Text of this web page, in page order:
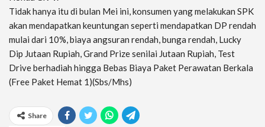
Tidak hanya itu di bulan Mei ini, konsumen yang melakukan SPK
akan mendapatkan keuntungan seperti mendapatkan DP rendah
mulai dari 10%, biaya angsuran rendah, bunga rendah, Lucky
Dip Jutaan Rupiah, Grand Prize senilai Jutaan Rupiah, Test
Drive berhadiah hingga Bebas Biaya Paket Perawatan Berkala
(Free Paket Hemat 1)(Sbs/Mhs)
Share